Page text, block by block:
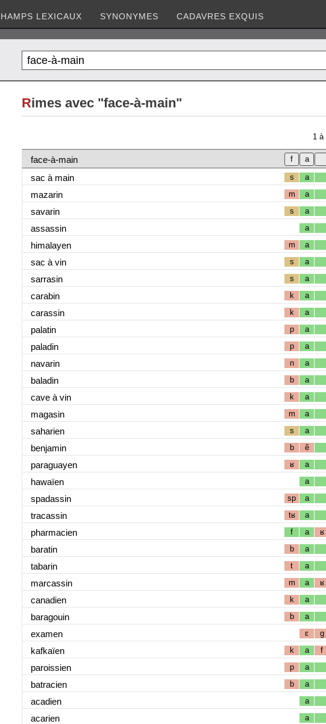
LEXICAUX SYNONYMES CADAVRES EXQUIS
Rimes avec "face-à-main"
1 à
face-à-main
sac à main
s a
mazarin m a
savarin s a
assassin a
himalayen m a
sac à vin s a
sarrasin s a
carabin k a
carassin k a
palatin p a
paladin p a
navarin n a
baladin b a
cave à vin k a
magasin m a
saharien s a
benjamin b ẽ
paraguayen ʁ a
hawaïen a
spadassin sp a
tracassin tʁ a
pharmacien f a ʁ
baratin b a
tabarin t a
marcassin m a ʁ
canadien k a
baragouin b a
examen ɛ g
kafkaïen k a f
paroissien p a
batracien b a
acadien a
acarien a